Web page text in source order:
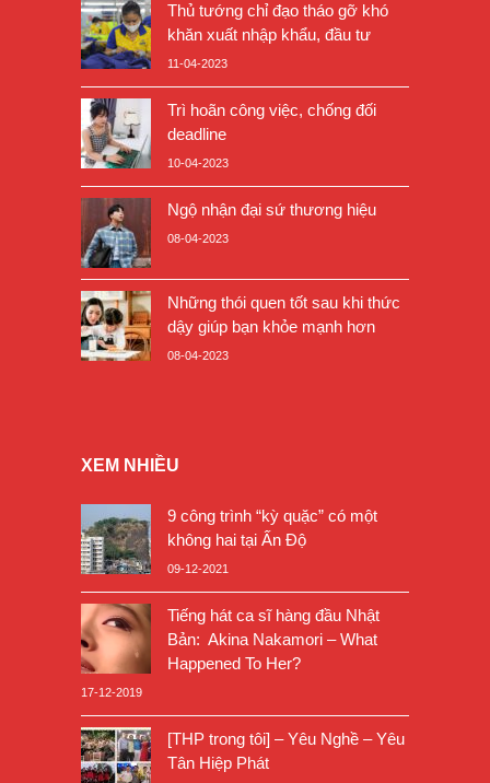
Thủ tướng chỉ đạo tháo gỡ khó
khăn xuất nhập khẩu, đầu tư
11-04-2023
Trì hoãn công việc, chống đối
deadline
10-04-2023
Ngộ nhận đại sứ thương hiệu
08-04-2023
Những thói quen tốt sau khi thức
dậy giúp bạn khỏe mạnh hơn
08-04-2023
XEM NHIỀU
9 công trình “kỳ quặc” có một
không hai tại Ấn Độ
09-12-2021
Tiếng hát ca sĩ hàng đầu Nhật
Bản: Akina Nakamori – What
Happened To Her?
17-12-2019
[THP trong tôi] – Yêu Nghề – Yêu
Tân Hiệp Phát